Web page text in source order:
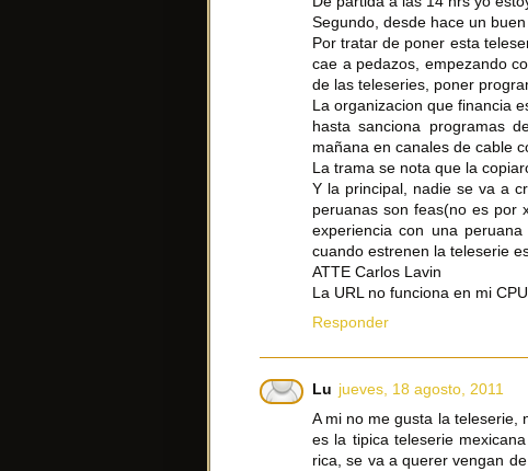
Segundo, desde hace un
Por tratar de poner esta
cae a pedazos, empezando
de las teleseries, poner
La organizacion que financia
hasta sanciona programas
mañana en canales de cable
La trama se nota que la
Y la principal, nadie se va a
peruanas son feas(no es por
experiencia con una
cuando estrenen la teleserie
ATTE Carlos Lavin
La URL no funciona en mi CPU
Responder
Lu jueves, 18 agosto, 2011
A mi no me gusta la teleserie,
es la tipica teleserie
rica, se va a querer vengan